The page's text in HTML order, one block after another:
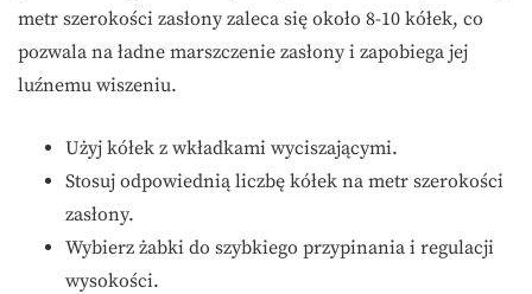
metr szerokości zasłony zaleca się około 8-10 kółek, co
pozwala na ładne marszczenie zasłony i zapobiega jej
luźnemu wiszeniu.
Użyj kółek z wkładkami wyciszającymi.
Stosuj odpowiednią liczbę kółek na metr szerokości
zasłony.
Wybierz żabki do szybkiego przypinania i regulacji
wysokości.